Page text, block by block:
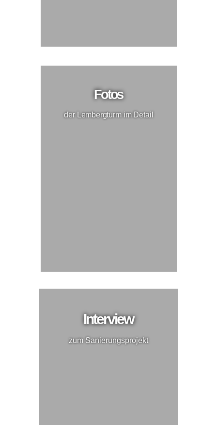
Fotos
der Lembergturm im Detail
Interview
zum Sanierungsprojekt